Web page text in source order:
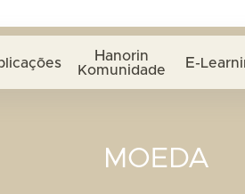
Hanorin
Komunidade E-
MOEDA